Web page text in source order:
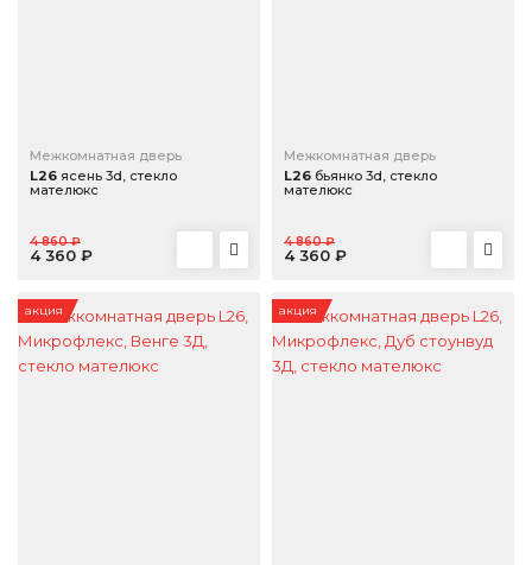
Межкомнатная дверь
L26 ясень 3d, стекло
мателюкс
4 360 ₽
4 860 ₽
Межкомнатная дверь
L26 бьянко 3d, стекло
мателюкс
4 360 ₽
4 860 ₽
акция акция